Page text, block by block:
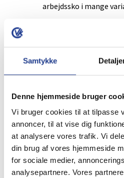
Samtykke
Denne hjemmeside bruger
Vi bruger cookies til at tilpasse
annoncer, til at vise dig
at analysere vores trafik. Vi
din brug af vores hjemmeside
for sociale medier,
analysepartnere. Vores
arbejdssko i mange
Ja, sortimentet
sporty modeller til
Kan man finde sko til
behov?
Ja, ELTEN har
glatte overflader samt
arbejdsmiljøer, så man